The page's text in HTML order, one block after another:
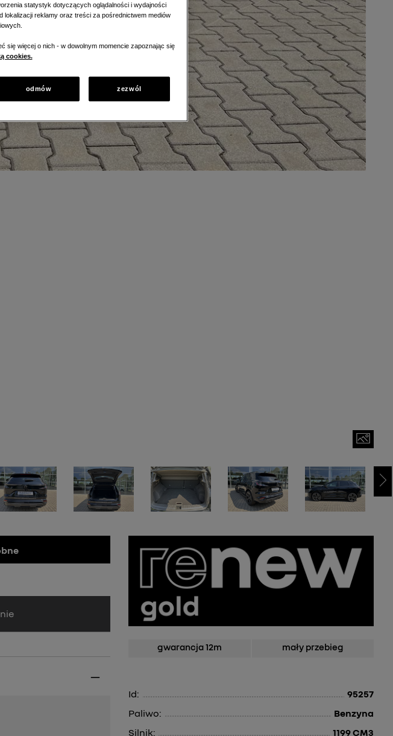
gwarancja 12m mały przebieg
Id:
95257
Paliwo:
Benzyna
Silnik:
1199 CM3
statystyk dotyczących oglądalności i wydajności
reklamy oraz treści za pośrednictwem mediów
się więcej o nich - w dowolnym momencie zapoznając się
cookies.
odmów zezwól